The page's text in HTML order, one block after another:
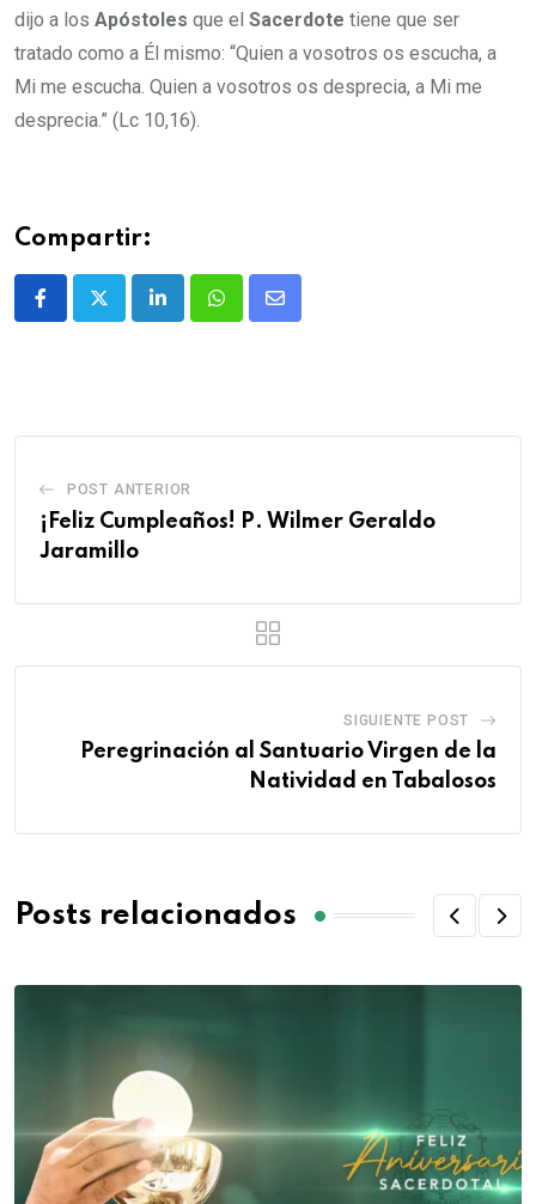
dijo a los Apóstoles que el Sacerdote tiene que ser
tratado como a Él mismo: “Quien a vosotros os escucha, a
Mi me escucha. Quien a vosotros os desprecia, a Mi me
desprecia.” (Lc 10,16).
Compartir:
POST ANTERIOR
¡Feliz Cumpleaños! P. Wilmer Geraldo
Jaramillo
SIGUIENTE POST
Peregrinación al Santuario Virgen de la
Natividad en Tabalosos
Posts relacionados